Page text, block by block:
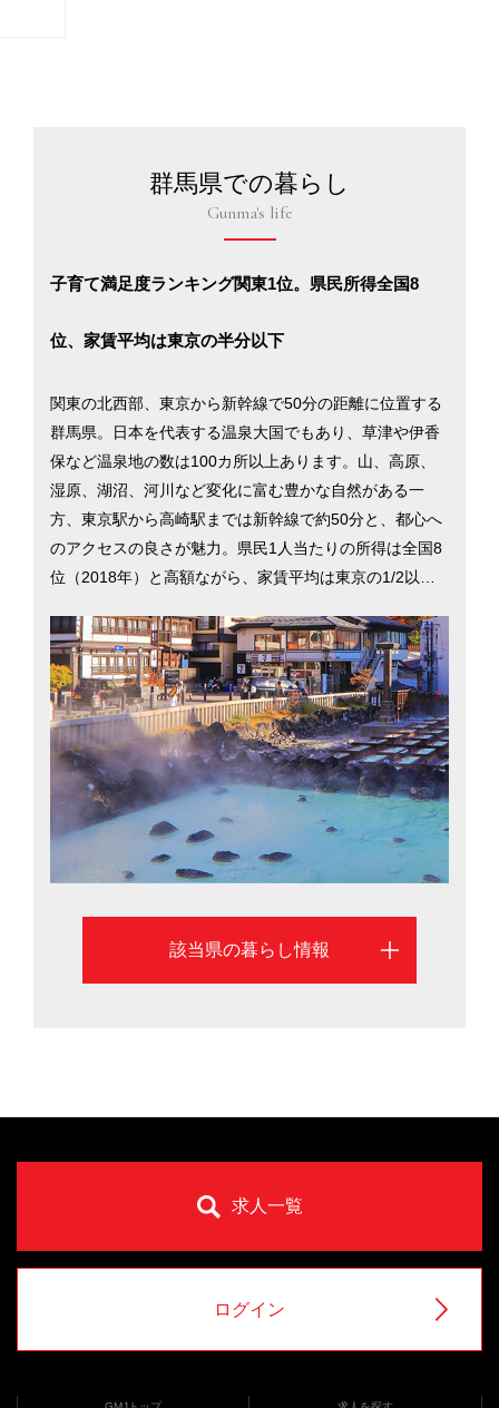
群馬県での暮らし
Gunma's life
子育て満足度ランキング関東1位。県民所得全国8
位、家賃平均は東京の半分以下
関東の北西部、東京から新幹線で50分の距離に位置する
群馬県。日本を代表する温泉大国でもあり、草津や伊香
保など温泉地の数は100カ所以上あります。山、高原、
湿原、湖沼、河川など変化に富む豊かな自然がある一
方、東京駅から高崎駅までは新幹線で約50分と、都心へ
のアクセスの良さが魅力。県民1人当たりの所得は全国8
位（2018年）と高額ながら、家賃平均は東京の1/2以下
も医療費補助の充実や待機児童数の少なさなどが評価さ
れ、子育て満足度ランキングは関東1位（2017年）。ま
た、アメリカ発祥の大型倉庫型ショッピングセンター
「コストコ前橋」をはじめ、「イオン」などの大型ショ
ッピングモールがあり、買い物も便利です。群馬県の二
大都市である前橋市と高崎市での暮らしを考える際に役
立つ、さまざまな移住支援情報を掲載しています。
該当県の暮らし情報
求人一覧
ログイン